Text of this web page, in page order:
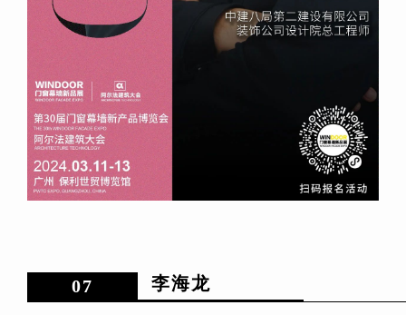
07 李海龙